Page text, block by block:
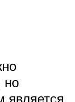
но
является